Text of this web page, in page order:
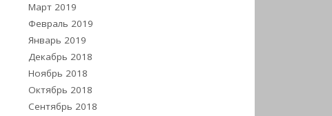
Март 2019
Февраль 2019
Январь 2019
Декабрь 2018
Ноябрь 2018
Октябрь 2018
Сентябрь 2018